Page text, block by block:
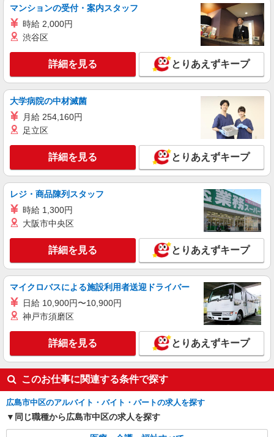
時給1,400円〜1,600円 ★週払いOK（規定あ
り） ※給与幅は経験・能力による
広島県広島市中区 【最寄駅】紙屋町東電停 ★
勤務地は3000ヶ所以上★ 自宅から通いやすいエリ
アなど、お好きな勤務地をお選び下さい！！
キープ 詳細を見る
アルバイト パート 派遣社員
日研トータルソーシング株式会社 メディカルケア事業部/広島オフィ
ス
時給1,450円〜1,600円 ◆無資格・経験者：
1,450円〜 ◆初任者研修・未経験：1,450円〜 ◆初
任者研修・経験者：1,550円〜 ◆介護福祉士：
1,600円〜 ※経験者は3ヶ月以上 ※給与幅は経験・
能力による ★週払いOK（規定あり）
広島県広島市中区 【最寄駅】御幸橋 ★勤務地
は3000ヶ所以上★ 自宅から通いやすいエリアな
ど、お好きな勤務地をお選び下さい！！
キープ 詳細を見る
日研トータルソーシング株式会社 メディカルケア事業部/広島オフィ
ス
未経験・無資格OKの介護スタッフ
時給1,400円〜1,600円 ★週払いOK（規定あ
り） ※給与幅は経験・能力による
広島県広島市中区 【最寄駅】家庭裁判所前電
停 ★勤務地は3000ヶ所以上★ 自宅から通いやす
いエリアなど、お好きな勤務地をお選び下さ
い！！
キープ 詳細を見る
株式会社kotrio /●HR-H-1990103
応募資格は『子供がスキな方』。障がい児の支
マンションの受付・案内スタッフ
時給 2,000円
渋谷区
詳細を見る とりあえずキープ
大学病院の中材滅菌
月給 254,160円
足立区
詳細を見る とりあえずキープ
レジ・商品陳列スタッフ
時給 1,300円
大阪市中央区
詳細を見る とりあえずキープ
マイクロバスによる施設利用者送迎ドライバー
日給 10,900円〜10,900円
神戸市須磨区
詳細を見る とりあえずキープ
このお仕事に関連する条件で探す
広島市中区のアルバイト・バイト・パートの求人を探す
同じ職種から広島市中区の求人を探す